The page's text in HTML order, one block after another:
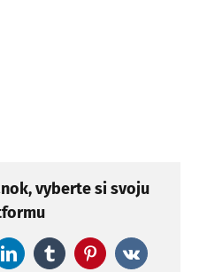
vyberte si svoju
LinkedInTumblrPinterest
Vk